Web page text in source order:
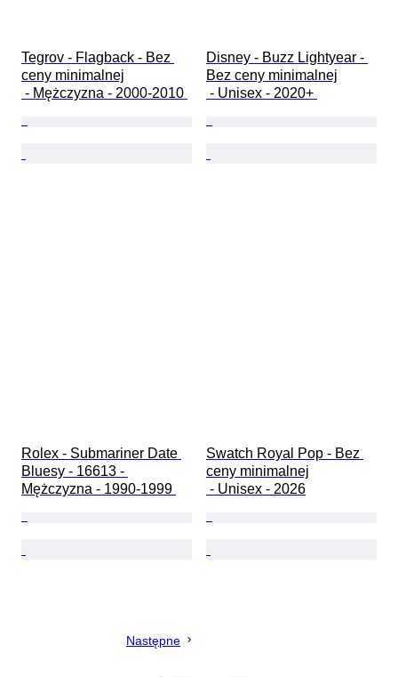
Tegrov - Flagback - Bez
ceny minimalnej
- Mężczyzna - 2000-2010
Disney - Buzz Lightyear -
Bez ceny minimalnej
- Unisex - 2020+
Rolex - Submariner Date
Bluesy - 16613 -
Mężczyzna - 1990-1999
Swatch Royal Pop - Bez
ceny minimalnej
- Unisex - 2026
Następne